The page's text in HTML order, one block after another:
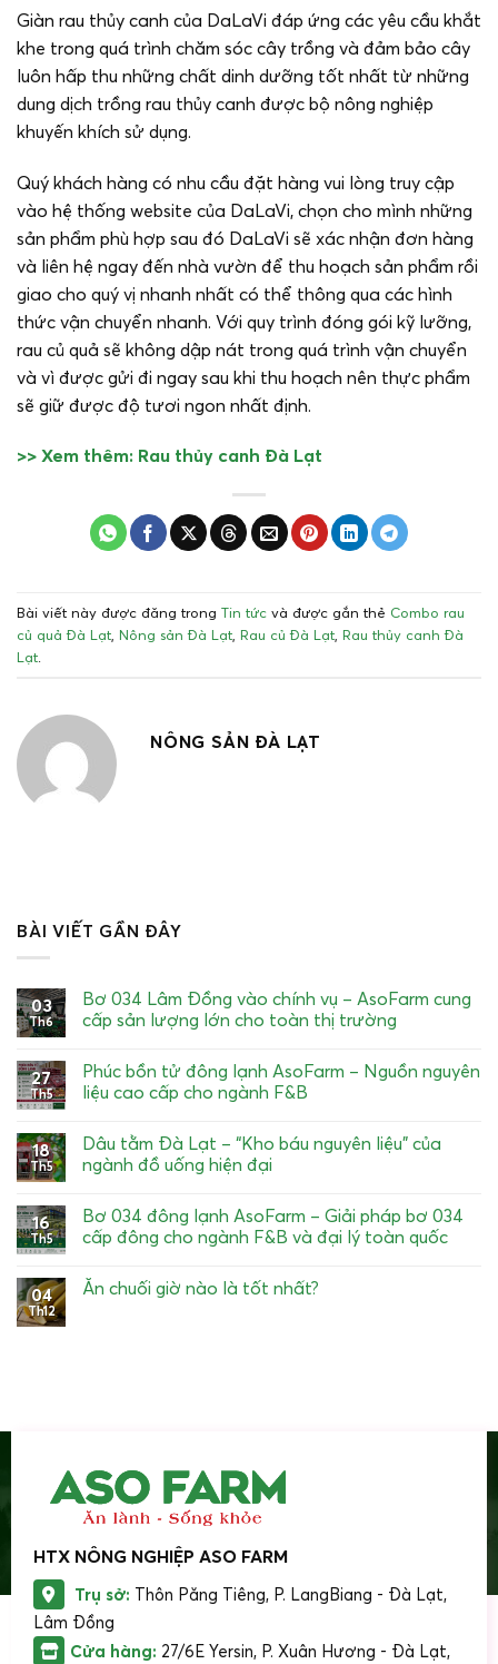
Giàn rau thủy canh của DaLaVi đáp ứng các yêu cầu khắt
khe trong quá trình chăm sóc cây trồng và đảm bảo cây
luôn hấp thu những chất dinh dưỡng tốt nhất từ những
dung dịch trồng rau thủy canh được bộ nông nghiệp
khuyến khích sử dụng.
Quý khách hàng có nhu cầu đặt hàng vui lòng truy cập
vào hệ thống website của DaLaVi, chọn cho mình những
sản phẩm phù hợp sau đó DaLaVi sẽ xác nhận đơn hàng
và liên hệ ngay đến nhà vườn để thu hoạch sản phẩm rồi
giao cho quý vị nhanh nhất có thể thông qua các hình
thức vận chuyển nhanh. Với quy trình đóng gói kỹ lưỡng,
rau củ quả sẽ không dập nát trong quá trình vận chuyển
và vì được gửi đi ngay sau khi thu hoạch nên thực phẩm
sẽ giữ được độ tươi ngon nhất định.
>> Xem thêm: Rau thủy canh Đà Lạt
Bài viết này được đăng trong Tin tức và được gắn thẻ Combo rau
củ quả Đà Lạt Nông sản Đà Lạt Rau củ Đà Lạt Rau thủy canh Đà
Lạt
NÔNG SẢN ĐÀ LẠT
BÀI VIẾT GẦN ĐÂY
03
Th6
Bơ 034 Lâm Đồng vào chính vụ – AsoFarm cung
cấp sản lượng lớn cho toàn thị trường
27
Th5
Phúc bồn tử đông lạnh AsoFarm – Nguồn nguyên
liệu cao cấp cho ngành F&B
18
Th5
Dâu tằm Đà Lạt – “Kho báu nguyên liệu” của
ngành đồ uống hiện đại
16
Th5
Bơ 034 đông lạnh AsoFarm – Giải pháp bơ 034
cấp đông cho ngành F&B và đại lý toàn quốc
04
Th12
Ăn chuối giờ nào là tốt nhất?
HTX NÔNG NGHIỆP ASO FARM
Trụ sở: Thôn Păng Tiêng, P. LangBiang - Đà Lạt,
Lâm Đồng
Cửa hàng: 27/6E Yersin, P. Xuân Hương - Đà Lạt,